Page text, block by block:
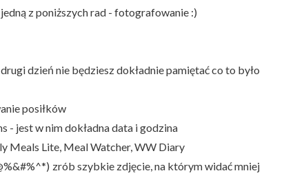
z poniższych rad - fotografowanie :)
dzień nie będziesz dokładnie pamiętać co to było
posiłków
- jest w nim dokładna data i godzina
Meals Lite, Meal Watcher, WW Diary
zrób szybkie zdjęcie, na którym widać mniej